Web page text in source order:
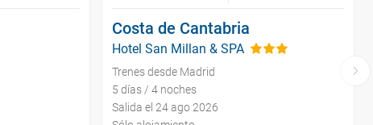
Costa de Cantabria
Hotel San Millan & SPA
Trenes desde Madrid
5 días / 4 noches
Salida el 24 ago 2026